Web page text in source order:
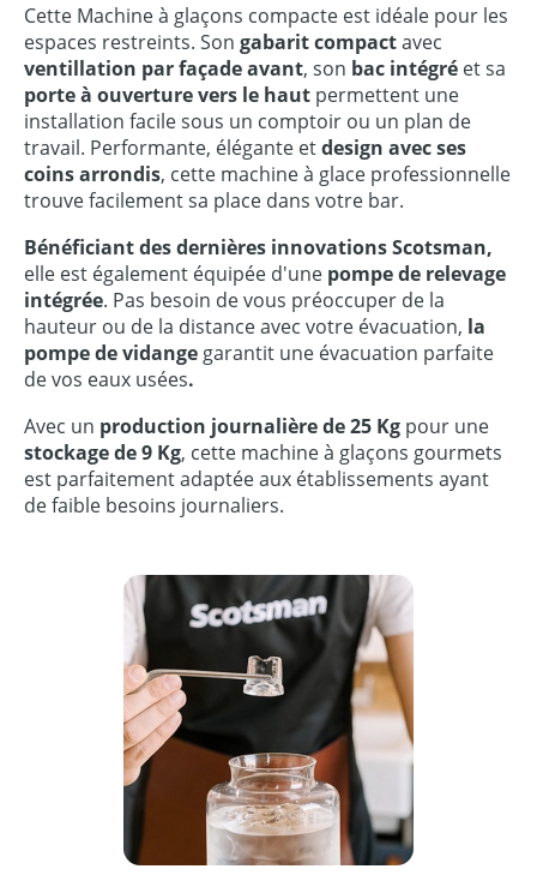
Cette Machine à glaçons compacte est idéale pour les
espaces restreints. Son gabarit compactavec
ventillation par façade avant, son bac intégré et sa
porte à ouverture vers le haut permettent une
installation facile sous un comptoir ou un plan de
travail. Performante, élégante etdesign avec ses
coins arrondis, cette machine à glace professionnelle
trouve facilement sa place dans votre bar.
Bénéficiant desdernières innovations Scotsman,
elle est également équipée d'une pompe de relevage
intégrée. Pas besoin de vous préoccuper de la
hauteur ou de la distance avec votre évacuation, la
pompe de vidange garantit une évacuation parfaite
de vos eaux usées.
Avec un production journalière de 25 Kg pour une
stockage de 9 Kg, cette machine à glaçons gourmets
est parfaitement adaptée aux établissements ayant
de faible besoins journaliers.